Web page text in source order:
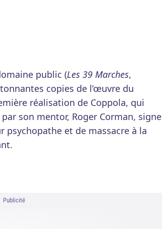
public (Les 39 Marches,
copies de l’œuvre du
réalisation de Coppola, qui
son mentor, Roger Corman, signe
et de massacre à la
Publicité